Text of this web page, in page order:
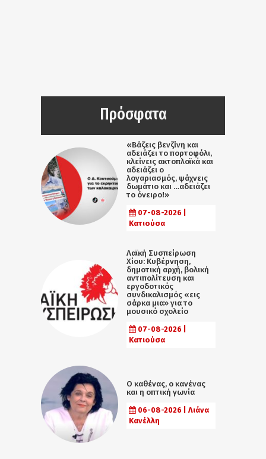
Πρόσφατα
«Βάζεις βενζίνη και
αδειάζει το πορτοφόλι,
κλείνεις ακτοπλοϊκά και
αδειάζει ο
λογαριασμός, ψάχνεις
δωμάτιο και …αδειάζει
το όνειρο!»
07-08-2026 |
Κατιούσα
Λαϊκή Συσπείρωση
Χίου: Κυβέρνηση,
δημοτική αρχή, βολική
αντιπολίτευση και
εργοδοτικός
συνδικαλισμός «εις
σάρκα μια» για το
μουσικό σχολείο
07-08-2026 |
Κατιούσα
Ο καθένας, ο κανένας
και η οπτική γωνία
06-08-2026 | Λιάνα
Κανέλλη